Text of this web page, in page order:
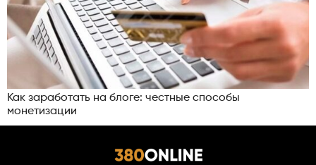
Как заработать на блоге: честные способы
монетизации